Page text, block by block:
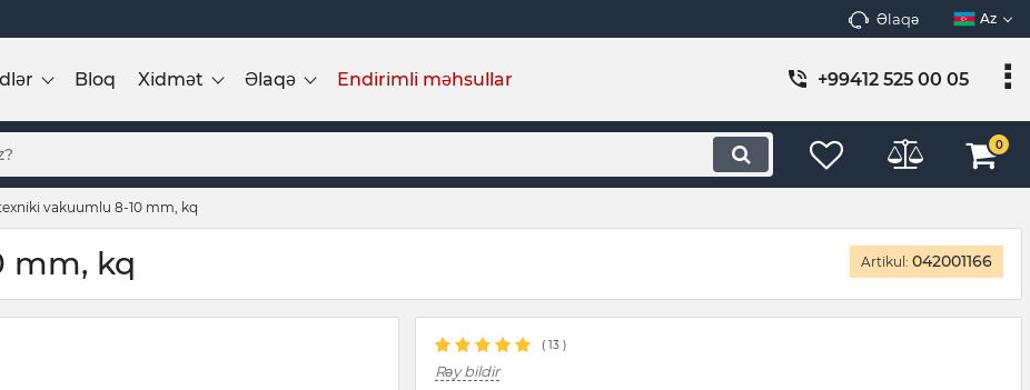
Əlaqə Az
Bloq Xidmət Əlaqə Endirimli məhsullar +99412 525 00 05
0
vakuumlu 8-10 mm, kq
mm, kq Artikul: 042001166
( 13 )
Rəy bildir